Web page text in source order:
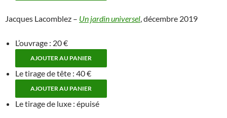
Jacques Lacomblez – Un jardin universel, décembre 2019
L’ouvrage : 20 €
Le tirage de tête : 40 €
Le tirage de luxe : épuisé